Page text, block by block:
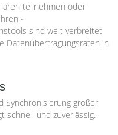
teilnehmen oder
-
sind weit verbreitet
Datenübertragungsraten in
Synchronisierung großer
schnell und zuverlässig.